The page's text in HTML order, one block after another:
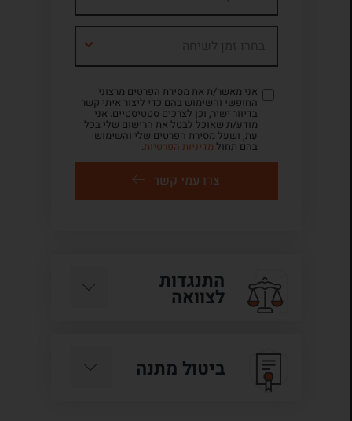
אני מאשר/ת את מסירת הפרטים מרצוני
החופשי והשימוש בהם כדי ליצור איתי קשר
בדיוור ישיר, וכן לצרכים סטטיסטיים. אני
מודע/ת שאוכל לבטל את הרישום שלי בכל
עת, ושעל מסירת הפרטים שלי והשימוש
בהם תחול מדיניות הפרטיות.
צרו עמי קשר
התנגדות
לצוואה
ביטול מתנה